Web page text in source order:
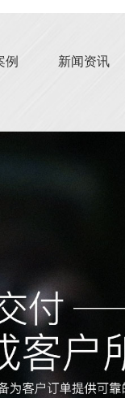
例 新闻资讯